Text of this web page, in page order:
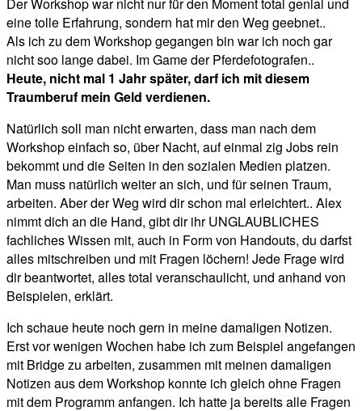
Der Workshop war nicht nur für den Moment total genial und
eine tolle Erfahrung, sondern hat mir den Weg geebnet..
Als ich zu dem Workshop gegangen bin war ich noch gar
nicht soo lange dabei. Im Game der Pferdefotografen..
Heute, nicht mal 1 Jahr später, darf ich mit diesem
Traumberuf mein Geld verdienen.
Natürlich soll man nicht erwarten, dass man nach dem
Workshop einfach so, über Nacht, auf einmal zig Jobs rein
bekommt und die Seiten in den sozialen Medien platzen.
Man muss natürlich weiter an sich, und für seinen Traum,
arbeiten. Aber der Weg wird dir schon mal erleichtert.. Alex
nimmt dich an die Hand, gibt dir ihr UNGLAUBLICHES
fachliches Wissen mit, auch in Form von Handouts, du darfst
alles mitschreiben und mit Fragen löchern! Jede Frage wird
dir beantwortet, alles total veranschaulicht, und anhand von
Beispielen, erklärt.
Ich schaue heute noch gern in meine damaligen Notizen.
Erst vor wenigen Wochen habe ich zum Beispiel angefangen
mit Bridge zu arbeiten, zusammen mit meinen damaligen
Notizen aus dem Workshop konnte ich gleich ohne Fragen
mit dem Programm anfangen. Ich hatte ja bereits alle Fragen